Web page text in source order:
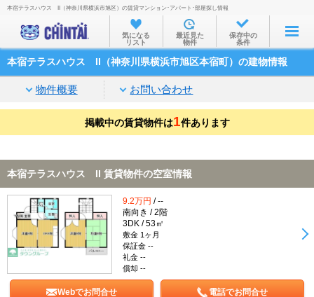
お部屋を探す
沿線・駅から
家賃相場から
通勤通学時間から
不動産会社から
TOP
本宿テラスハウス II（神奈川県横浜市旭区）の賃貸マンション･アパート･部屋探し情報
気になる
リスト
最近見た
物件
保存中の
条件
本宿テラスハウス II（神奈川県横浜市旭区本宿町）の建物情報
物件概要 お問い合わせ
掲載中の賃貸物件は1件あります
本宿テラスハウス II 賃貸物件の空室情報
9.2万円 / --
南向き / 2階
3DK / 53㎡
敷金 1ヶ月
保証金 --
礼金 --
償却 --
Webでお問合せ 電話でお問合せ